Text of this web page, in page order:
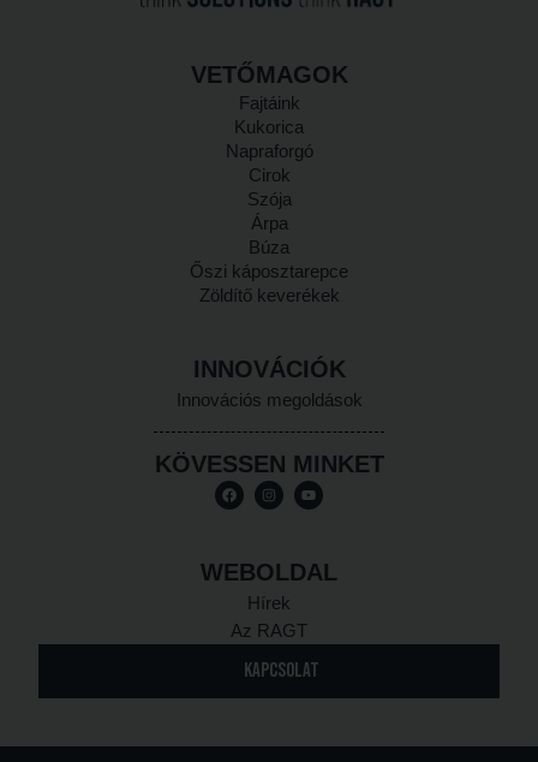
VETŐMAGOK
Fajtáink
Kukorica
Napraforgó
Cirok
Szója
Árpa
Búza
Őszi káposztarepce
Zöldítő keverékek
INNOVÁCIÓK
Innovációs megoldások
KÖVESSEN MINKET
WEBOLDAL
Hírek
Az RAGT
KAPCSOLAT